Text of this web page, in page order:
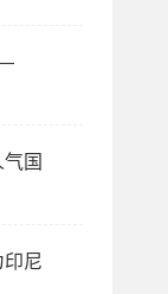
—
国
印尼